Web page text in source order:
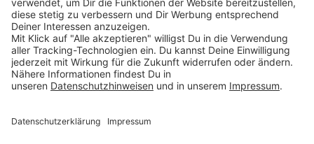
* Versandkostenfrei ab 9,00 € Bestellwert innerhalb
Deutschlands
** Lieferzeit 1-3 Werktage innerhalb Deutschlands
Thienemann-Esslinger Verlag GmbH, Blumenstraße 36, D-70182